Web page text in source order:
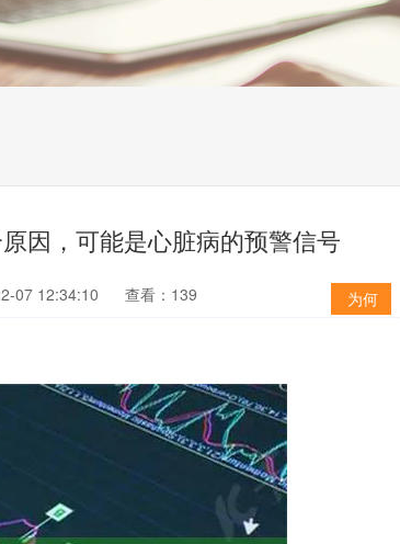
因，可能是心脏病的预警信号
为何
07 12:34:10 查看：139